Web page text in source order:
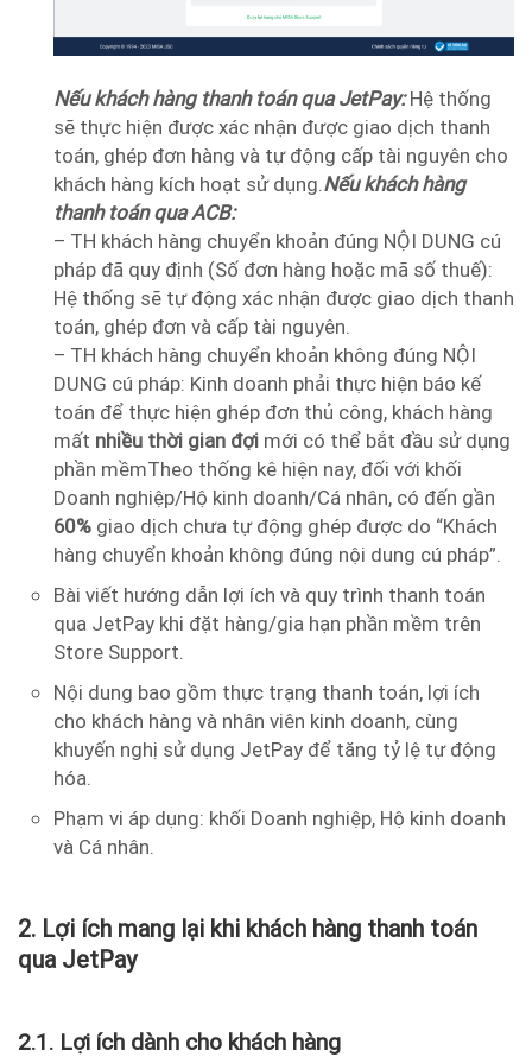
Nếu khách hàng thanh toán qua JetPay: Hệ thống
sẽ thực hiện được xác nhận được giao dịch thanh
toán, ghép đơn hàng và tự động cấp tài nguyên cho
khách hàng kích hoạt sử dụng.Nếu khách hàng
thanh toán qua ACB:
– TH khách hàng chuyển khoản đúng NỘI DUNG cú
pháp đã quy định (Số đơn hàng hoặc mã số thuế):
Hệ thống sẽ tự động xác nhận được giao dịch thanh
toán, ghép đơn và cấp tài nguyên.
– TH khách hàng chuyển khoản không đúng NỘI
DUNG cú pháp: Kinh doanh phải thực hiện báo kế
toán để thực hiện ghép đơn thủ công, khách hàng
mất nhiều thời gian đợi mới có thể bắt đầu sử dụng
phần mềmTheo thống kê hiện nay, đối với khối
Doanh nghiệp/Hộ kinh doanh/Cá nhân, có đến gần
60% giao dịch chưa tự động ghép được do “Khách
hàng chuyển khoản không đúng nội dung cú pháp”.
Bài viết hướng dẫn lợi ích và quy trình thanh toán
qua JetPay khi đặt hàng/gia hạn phần mềm trên
Store Support.
Nội dung bao gồm thực trạng thanh toán, lợi ích
cho khách hàng và nhân viên kinh doanh, cùng
khuyến nghị sử dụng JetPay để tăng tỷ lệ tự động
hóa.
Phạm vi áp dụng: khối Doanh nghiệp, Hộ kinh doanh
và Cá nhân.
2. Lợi ích mang lại khi khách hàng thanh toán
qua JetPay
2.1. Lợi ích dành cho khách hàng